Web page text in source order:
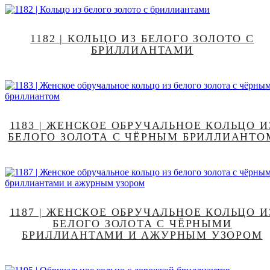
1182 | КОЛЬЦО ИЗ БЕЛОГО ЗОЛОТО С
БРИЛЛИАНТАМИ
1183 | ЖЕНСКОЕ ОБРУЧАЛЬНОЕ КОЛЬЦО
БЕЛОГО ЗОЛОТА С ЧЁРНЫМ
1187 | ЖЕНСКОЕ ОБРУЧАЛЬНОЕ КОЛЬЦО
БЕЛОГО ЗОЛОТА С ЧЁРНЫМИ
БРИЛЛИАНТАМИ И АЖУРНЫМ УЗОРОМ